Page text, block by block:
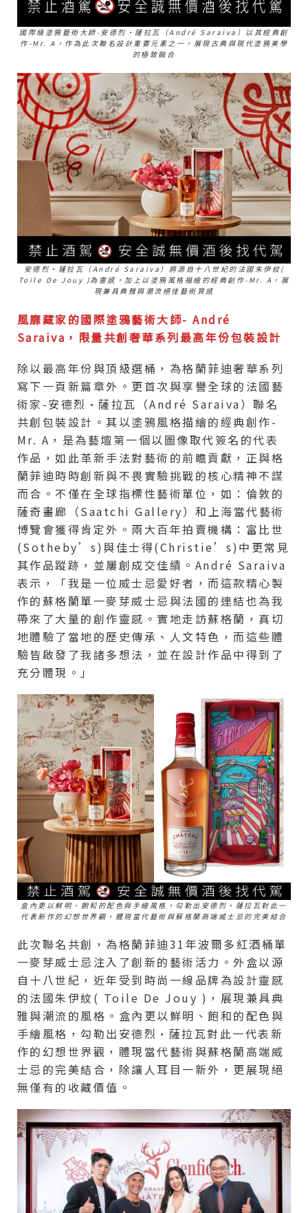
國際級塗鴉藝術大師-安德烈·薩拉瓦（André Saraiva）以其經典創
作-Mr. A，作為此次聯名設計重要元素之一，展現古典與現代塗鴉美學
的極致融合
安德烈·薩拉瓦（André Saraiva）將源自十八世紀的法國朱伊紋(
Toile De Jouy )為靈感，加上以塗鴉風格描繪的經典創作-Mr. A，展
現兼具典雅與潮流絕佳藝術質感
風靡藏家的國際塗鴉藝術大師- André
Saraiva，限量共創奢華系列最高年份包裝設計
除以最高年份與頂級選桶，為格蘭菲迪奢華系列
寫下一頁新篇章外。更首次與享譽全球的法國藝
術家-安德烈·薩拉瓦（André Saraiva）聯名
共創包裝設計。其以塗鴉風格描繪的經典創作-
Mr. A，是為藝壇第一個以圖像取代簽名的代表
作品，如此革新手法對藝術的前瞻貢獻，正與格
蘭菲迪時時創新與不畏實驗挑戰的核心精神不謀
而合。不僅在全球指標性藝術單位，如：倫敦的
薩奇畫廊（Saatchi Gallery）和上海當代藝術
博覽會獲得肯定外。兩大百年拍賣機構：富比世
(Sotheby’s)與佳士得(Christie’s)中更常見
其作品蹤跡，並屢創成交佳績。André Saraiva
表示，「我是一位威士忌愛好者，而這款精心製
作的蘇格蘭單一麥芽威士忌與法國的連結也為我
帶來了大量的創作靈感。實地走訪蘇格蘭，真切
地體驗了當地的歷史傳承、人文特色，而這些體
驗皆啟發了我諸多想法，並在設計作品中得到了
充分體現。」
盒內更以鮮明、飽和的配色與手繪風格，勾勒出安德烈·薩拉瓦對此一
代表新作的幻想世界觀，體現當代藝術與蘇格蘭高端威士忌的完美結合
此次聯名共創，為格蘭菲迪31年波爾多紅酒桶單
一麥芽威士忌注入了創新的藝術活力。外盒以源
自十八世紀，近年受到時尚一線品牌為設計靈感
的法國朱伊紋( Toile De Jouy )，展現兼具典
雅與潮流的風格。盒內更以鮮明、飽和的配色與
手繪風格，勾勒出安德烈·薩拉瓦對此一代表新
作的幻想世界觀，體現當代藝術與蘇格蘭高端威
士忌的完美結合，除讓人耳目一新外，更展現絕
無僅有的收藏價值。